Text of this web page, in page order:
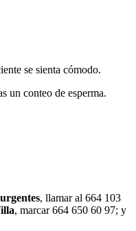
se sienta cómodo.
un conteo de esperma.
, llamar al 664 103
, marcar 664 650 60 97; y